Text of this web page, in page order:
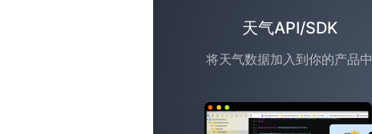
天气API/SDK
将天气数据加入到你的产品中